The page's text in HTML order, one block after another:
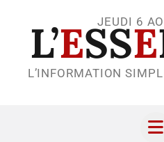
JEUDI 6
L’ESSE
L’INFORMATION